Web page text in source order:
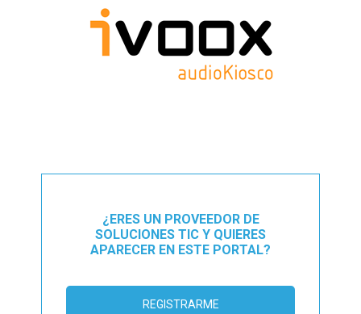
¿ERES UN PROVEEDOR DE
SOLUCIONES TIC Y QUIERES
APARECER EN ESTE PORTAL?
REGISTRARME